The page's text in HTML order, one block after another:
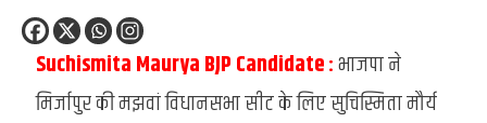
:
हैं
Suchismita Maurya BJP Candidate :भाजपा ने
मिर्जापुर की मझवां विधानसभा सीट के लिए सुचिस्मिता मौर्य